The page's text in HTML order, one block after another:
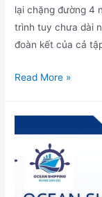
lại chặng đường 4
trình tuy chưa dài
đoàn kết của cả
Read More »